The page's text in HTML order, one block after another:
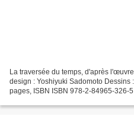
La traversée du temps, d'après
design : Yoshiyuki Sadomoto Dessins
pages, ISBN ISBN 978-2-84965-326-